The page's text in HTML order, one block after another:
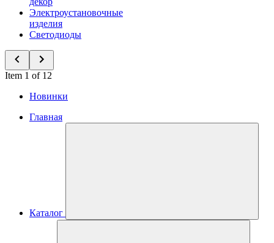
Электроустановочные
изделия
Светодиоды
Item 1 of 12
Новинки
Главная
Каталог